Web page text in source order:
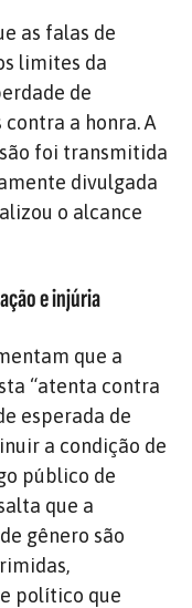
as falas de
limites da
de
a honra. A
foi transmitida
divulgada
o alcance
e injúria
que a
“atenta contra
esperada de
a condição de
público de
que a
gênero são
político que